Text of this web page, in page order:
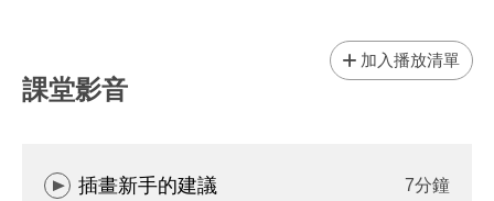
課堂影音
加入播放清單
插畫新手的建議 7分鐘